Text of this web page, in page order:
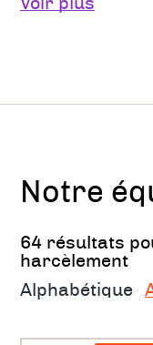
le
la gestion et
vous êtes,
augmenter
Voir plus
Notre
64 résultats
harcèlement
Alphabétique